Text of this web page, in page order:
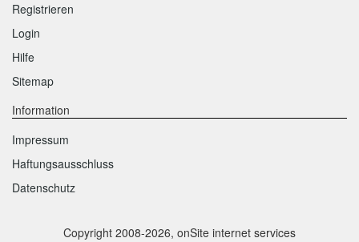
Registrieren
Login
Hilfe
Sitemap
Information
Impressum
Haftungsausschluss
Datenschutz
Copyright 2008-2026, onSite internet services